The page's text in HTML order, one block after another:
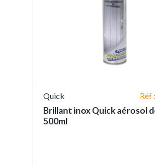
Quick Réf
Brillant inox Quick aérosol
500ml